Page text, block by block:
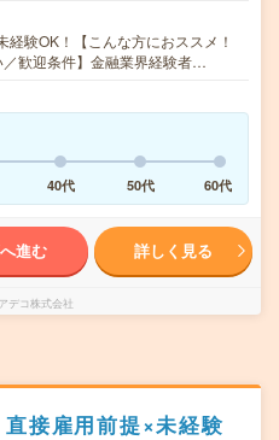
経験OK！【こんな方におススメ！
／歓迎条件】金融業界経験者…
40代 50代 60代
進む 詳しく見る
アデコ株式会社
接雇用前提×未経験